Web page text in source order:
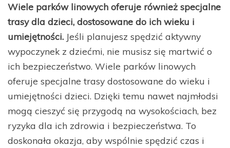
Wiele parków linowych oferuje również specjalne
trasy dla dzieci, dostosowane do ich wieku i
umiejętności. Jeśli planujesz spędzić aktywny
wypoczynek z dziećmi, nie musisz się martwić o
ich bezpieczeństwo. Wiele parków linowych
oferuje specjalne trasy dostosowane do wieku i
umiejętności dzieci. Dzięki temu nawet najmłodsi
mogą cieszyć się przygodą na wysokościach, bez
ryzyka dla ich zdrowia i bezpieczeństwa. To
doskonała okazja, aby wspólnie spędzić czas i